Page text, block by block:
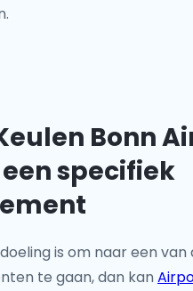
Bonn
specifiek
is om naar een van
te gaan, dan kan